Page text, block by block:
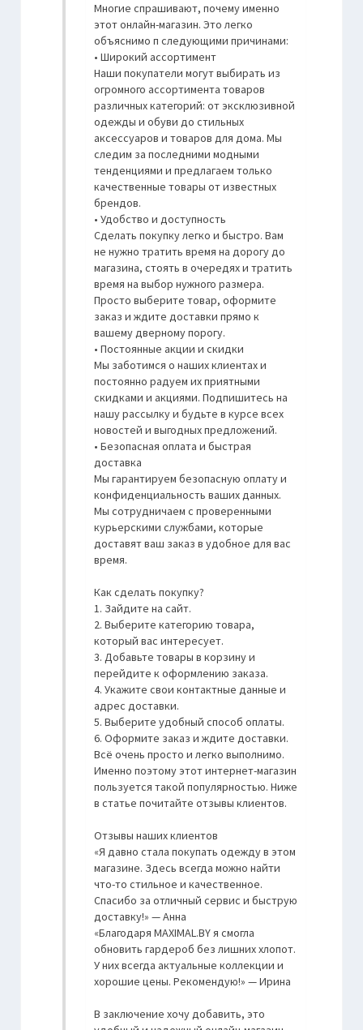
Многие спрашивают, почему именно
этот онлайн-магазин. Это легко
объяснимо п следующими причинами:
• Широкий ассортимент
Наши покупатели могут выбирать из
огромного ассортимента товаров
различных категорий: от эксклюзивной
одежды и обуви до стильных
аксессуаров и товаров для дома. Мы
следим за последними модными
тенденциями и предлагаем только
качественные товары от известных
брендов.
• Удобство и доступность
Сделать покупку легко и быстро. Вам
не нужно тратить время на дорогу до
магазина, стоять в очередях и тратить
время на выбор нужного размера.
Просто выберите товар, оформите
заказ и ждите доставки прямо к
вашему дверному порогу.
• Постоянные акции и скидки
Мы заботимся о наших клиентах и
постоянно радуем их приятными
скидками и акциями. Подпишитесь на
нашу рассылку и будьте в курсе всех
новостей и выгодных предложений.
• Безопасная оплата и быстрая
доставка
Мы гарантируем безопасную оплату и
конфиденциальность ваших данных.
Мы сотрудничаем с проверенными
курьерскими службами, которые
доставят ваш заказ в удобное для вас
время.
Как сделать покупку?
1. Зайдите на сайт.
2. Выберите категорию товара,
который вас интересует.
3. Добавьте товары в корзину и
перейдите к оформлению заказа.
4. Укажите свои контактные данные и
адрес доставки.
5. Выберите удобный способ оплаты.
6. Оформите заказ и ждите доставки.
Всё очень просто и легко выполнимо.
Именно поэтому этот интернет-магазин
пользуется такой популярностью. Ниже
в статье почитайте отзывы клиентов.
Отзывы наших клиентов
«Я давно стала покупать одежду в этом
магазине. Здесь всегда можно найти
что-то стильное и качественное.
Спасибо за отличный сервис и быструю
доставку!» — Анна
«Благодаря MAXIMAL.BY я смогла
обновить гардероб без лишних хлопот.
У них всегда актуальные коллекции и
хорошие цены. Рекомендую!» — Ирина
В заключение хочу добавить, это